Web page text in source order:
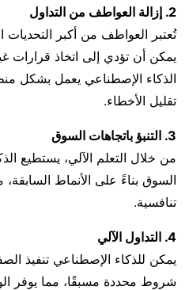
2. إزالة العواطف من التداول
تُعتبر العواطف من أكبر التحديات
يمكن أن تؤدي إلى اتخاذ قرارات
الذكاء الإصطناعي يعمل بشكل
تقليل الأخطاء.
3. التنبؤ باتجاهات السوق
من خلال التعلم الآلي، يستطيع
السوق بناءً على الأنماط السابقة،
تنافسية.
4. التداول الآلي
يمكن للذكاء الإصطناعي تنفيذ
شروط محددة مسبقًا، مما يوفر